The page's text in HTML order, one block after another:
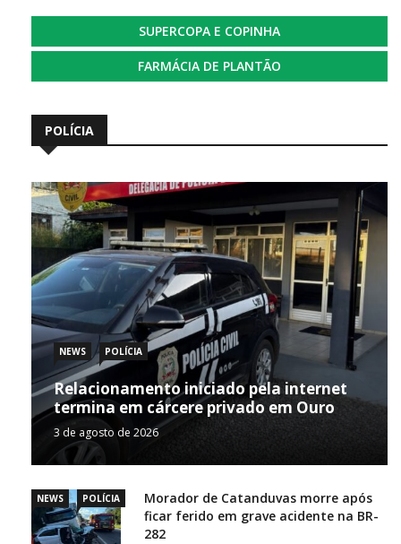
SUPERCOPA E COPINHA
FARMÁCIA DE PLANTÃO
POLÍCIA
NEWS POLÍCIA
Relacionamento iniciado pela internet
termina em cárcere privado em Ouro
3 de agosto de 2026
NEWS POLÍCIA
Morador de Catanduvas morre após
ficar ferido em grave acidente na BR-
282